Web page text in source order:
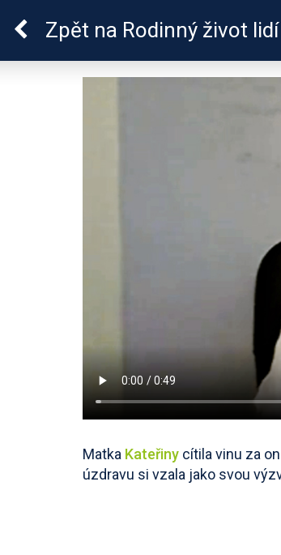
Škola
Zpět na Rodinný život
Matka Kateřiny cítila vinu za
úzdravu si vzala jako svou